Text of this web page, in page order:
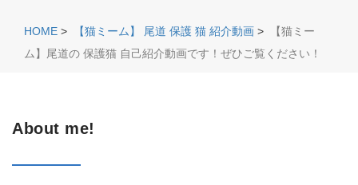
HOME > 【猫ミーム】 尾道 保護 猫 紹介動画 >
【猫ミー
ム】尾道の 保護猫 自己紹介動画です！ぜひご覧ください！
About me!